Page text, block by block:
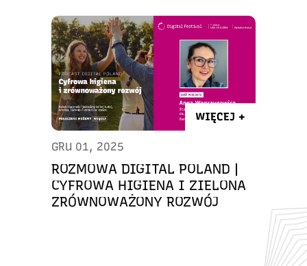
WIĘCEJ +
GRU 01, 2025
ROZMOWA DIGITAL POLAND |
CYFROWA HIGIENA I ZIELONA
ZRÓWNOWAŻONY ROZWÓJ